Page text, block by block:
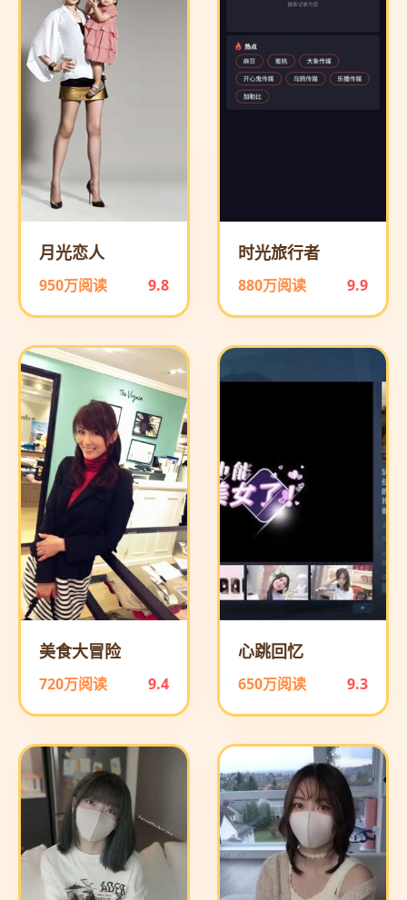
月光恋人
950万阅读 9.8
时光旅行者
880万阅读 9.9
美食大冒险
720万阅读 9.4
心跳回忆
650万阅读 9.3